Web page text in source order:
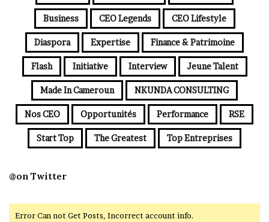
Business CEO Legends CEO Lifestyle
Diaspora Expertise Finance & Patrimoine
Flash Initiative Interview Jeune Talent
Made In Cameroun NKUNDA CONSULTING
Nos CEO Opportunités Performance RSE
Start Top The Greatest Top Entreprises
@on Twitter
Error Can not Get Posts, Incorrect account info.